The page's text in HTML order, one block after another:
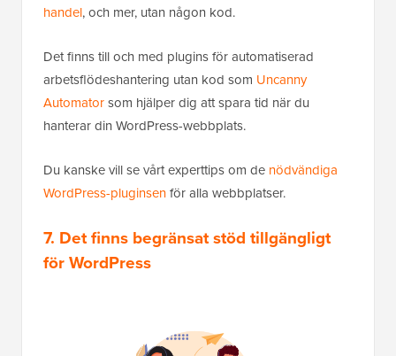
handel, och mer, utan någon kod.
Det finns till och med plugins för automatiserad
arbetsflödeshantering utan kod som Uncanny
Automatorsom hjälper dig att spara tid när du
hanterar din WordPress-webbplats.
Du kanske vill se vårt experttips om de nödvändiga
WordPress-pluginsenför alla webbplatser.
7. Det finns begränsat stöd tillgängligt
för WordPress